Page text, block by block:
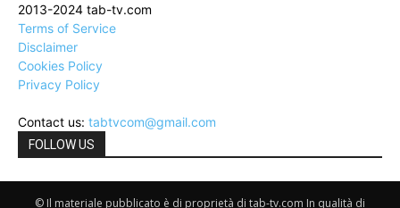
2013-2024 tab-tv.com
Terms of Service
Disclaimer
Cookies Policy
Privacy Policy
Contact us: tabtvcom@gmail.com
FOLLOW US
© Il materiale pubblicato è di proprietà di tab-tv.com In qualità di